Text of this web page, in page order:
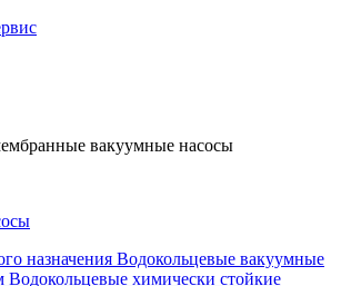
вакуумные насосы
назначения Водокольцевые вакуумные
Водокольцевые химически стойкие